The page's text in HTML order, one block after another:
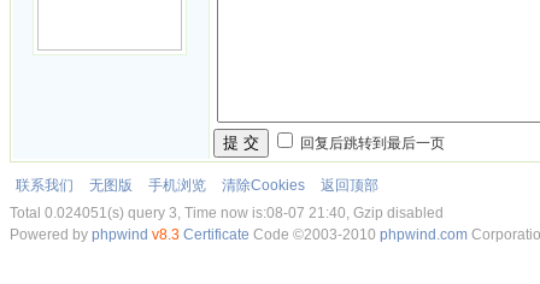
提 交 回复后跳转到最后一页
联系我们 无图版 手机浏览 清除Cookies
返回顶部
Total 0.024051(s) query 3, Time now is:08-07 21:40, Gzip disabled
Powered by phpwind v8.3 Certificate Code ©2003-2010 phpwind.com